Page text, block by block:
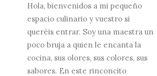
Hola, bienvenidos a mi pequeño
espacio culinario y vuestro si
queréis entrar. Soy una maestra un
poco bruja a quien le encanta la
cocina, sus olores, sus colores, sus
sabores. En este rinconcito